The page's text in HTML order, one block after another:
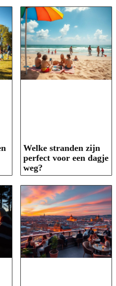
Welke stranden zijn
perfect voor een dagje
weg?